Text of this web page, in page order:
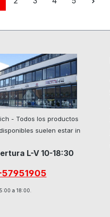
- Todos los productos
suelen estar in
L-V 10-18:30
a 18:00.